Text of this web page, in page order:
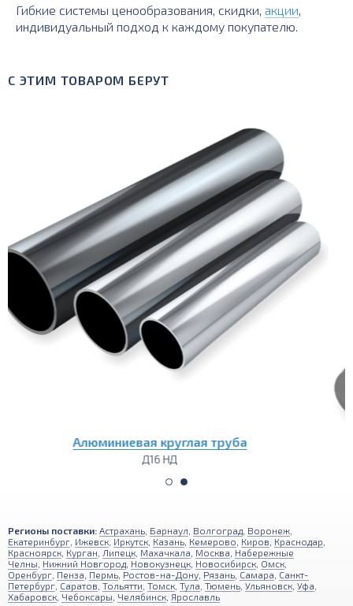
Гибкие системы ценообразования, скидки, акции,
индивидуальный подход к каждому покупателю.
С ЭТИМ ТОВАРОМ БЕРУТ
Алюминиевый пруток (круг)
Д16 НД
Регионы поставки: Астрахань Барнаул Волгоград Воронеж
Екатеринбург Ижевск Иркутск Казань Кемерово Киров Краснодар
Красноярск Курган Липецк Махачкала Москва Набережные
Челны Нижний Новгород Новокузнецк Новосибирск Омск
Оренбург Пенза Пермь Ростов-на-Дону Рязань Самара Санкт-
Петербург Саратов Тольятти Томск Тула Тюмень Ульяновск Уфа
Хабаровск Чебоксары Челябинск Ярославль